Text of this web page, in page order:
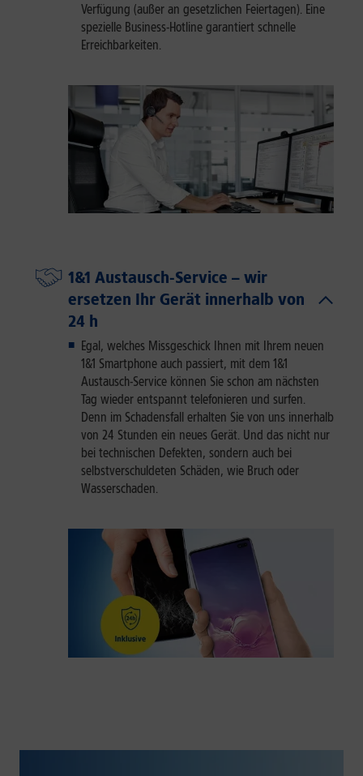
Verfügung (außer an gesetzlichen Feiertagen). Eine
spezielle Business-Hotline garantiert schnelle
Erreichbarkeiten.
1&1 Austausch-Service – wir
ersetzen Ihr Gerät innerhalb von
24 h
Egal, welches Missgeschick Ihnen mit Ihrem neuen
1&1 Smartphone auch passiert, mit dem 1&1
Austausch-Service können Sie schon am nächsten
Tag wieder entspannt telefonieren und surfen.
Denn im Schadensfall erhalten Sie von uns innerhalb
von 24 Stunden ein neues Gerät. Und das nicht nur
bei technischen Defekten, sondern auch bei
selbstverschuldeten Schäden, wie Bruch oder
Wasserschaden.